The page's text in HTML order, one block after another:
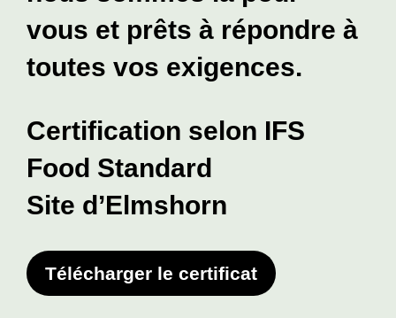
vous et prêts à répondre à
toutes vos exigences.
Certification selon IFS
Food Standard
Site d’Elmshorn
Télécharger le certificat